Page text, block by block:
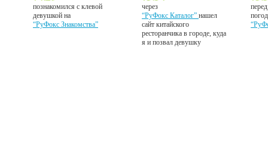
познакомился с клевой
девушкой на
“РуФокс Знакомства”
через
“РуФокс Каталог”нашел
сайт китайского
ресторанчика в городе, куда
я и позвал девушку